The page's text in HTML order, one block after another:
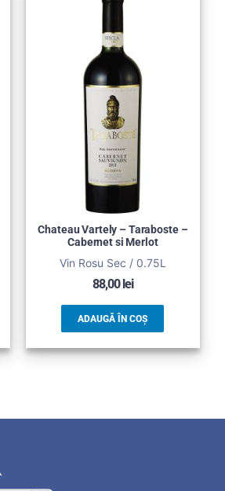
Chateau Vartely – Taraboste –
Cabernet si Merlot
Vin Rosu Sec / 0.75L
88,00lei
ADAUGĂ ÎN COȘ